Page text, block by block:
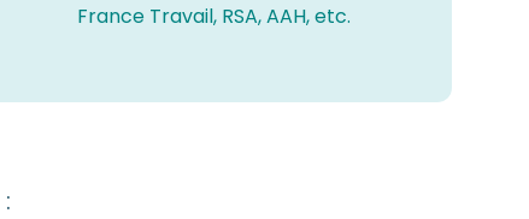
France Travail, RSA, AAH, etc.
: